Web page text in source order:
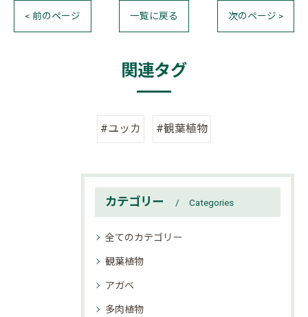
< 前のページ 一覧に戻る 次のページ >
関連タグ
#ユッカ #観葉植物
カテゴリー Categories
全てのカテゴリー
観葉植物
アガベ
多肉植物